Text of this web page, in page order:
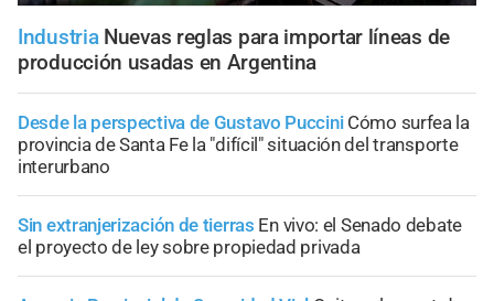
Industria Nuevas reglas para importar líneas de
producción usadas en Argentina
Desde la perspectiva de Gustavo Puccini Cómo surfea la
provincia de Santa Fe la "difícil" situación del transporte
interurbano
Sin extranjerización de tierras En vivo: el Senado debate
el proyecto de ley sobre propiedad privada